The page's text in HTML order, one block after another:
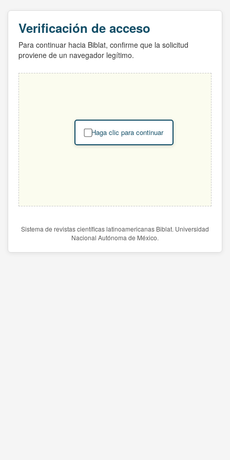
Verificación de acceso
Para continuar hacia Biblat, confirme que la solicitud
proviene de un navegador legítimo.
Haga clic para continuar
Sistema de revistas científicas latinoamericanas Biblat. Universidad
Nacional Autónoma de México.